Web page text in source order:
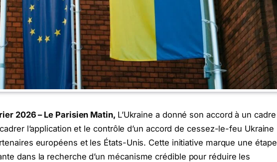
2026 – Le Parisien Matin, L’Ukraine a donné son accord à un cadre
l’application et le contrôle d’un accord de cessez-le-feu Ukraine
européens et les États-Unis. Cette initiative marque une étape
dans la recherche d’un mécanisme crédible pour réduire les